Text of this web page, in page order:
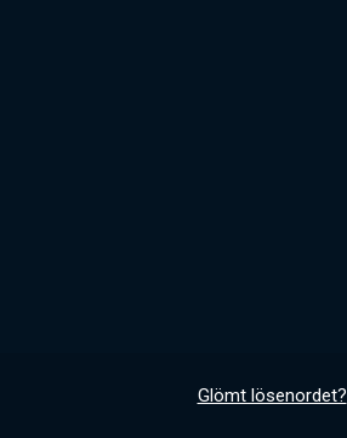
Glömt lösenordet?